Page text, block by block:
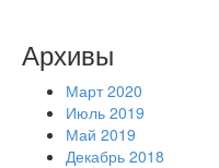
Архивы
Март 2020
Июль 2019
Май 2019
Декабрь 2018